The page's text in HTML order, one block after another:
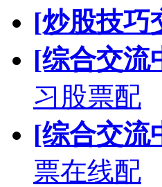
[炒股技巧
[综合交流
习股票配
[综合交流
票在线配